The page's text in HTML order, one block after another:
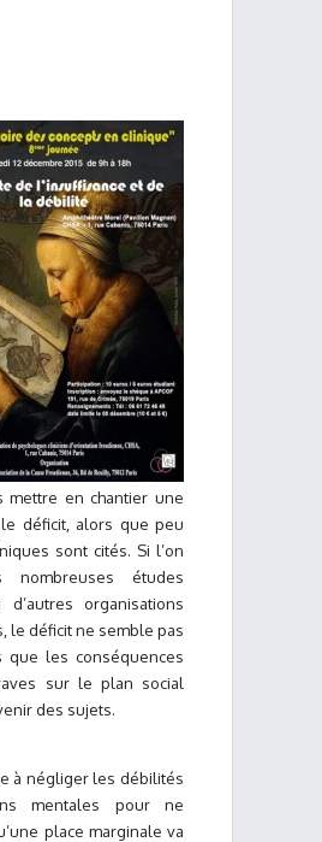
mettre en chantier une
déficit, alors que peu
sont cités. Si l’on
nombreuses études
d’autres organisations
le déficit ne semble pas
que les conséquences
sur le plan social
des sujets.
à négliger les débilités
mentales pour ne
place marginale va